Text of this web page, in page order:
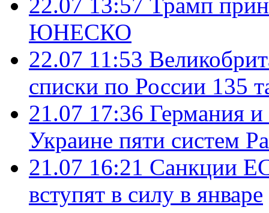
ЮНЕСКО
22.07 11:53
списки по России 135
21.07 17:36 Германия
Украине пяти систем
21.07 16:21 Санкции
вступят в силу в январе